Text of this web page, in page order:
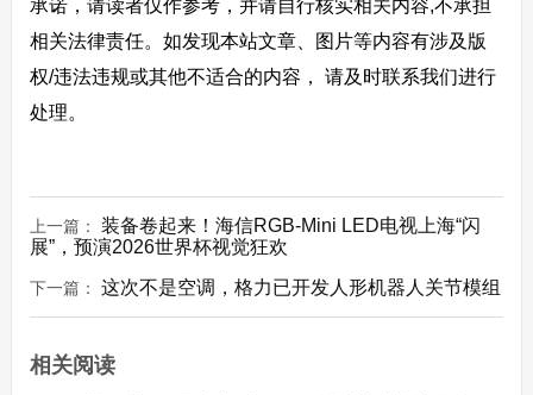
承诺，请读者仅作参考，并请自行核实相关内容,不承担
相关法律责任。如发现本站文章、图片等内容有涉及版
权/违法违规或其他不适合的内容， 请及时联系我们进行
处理。
上一篇： 装备卷起来！海信RGB-Mini LED电视上海“闪
展”，预演2026世界杯视觉狂欢
下一篇： 这次不是空调，格力已开发人形机器人关节模组
相关阅读